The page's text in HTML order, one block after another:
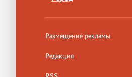
Размещение рекламы
Редакция